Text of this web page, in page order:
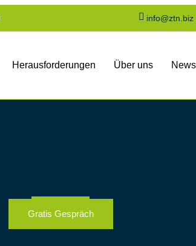
info@ztn.biz
Herausforderungen Über uns News
Gratis Gespräch